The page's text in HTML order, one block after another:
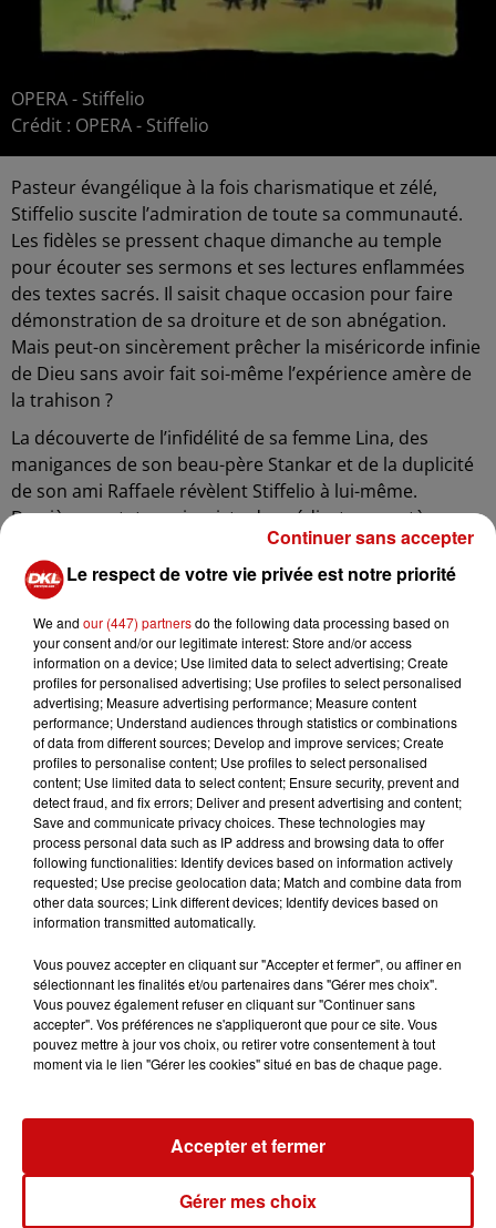
OPERA - Stiffelio
Crédit : OPERA - Stiffelio
Pasteur évangélique à la fois charismatique et zélé,
Stiffelio suscite l’admiration de toute sa communauté.
Les fidèles se pressent chaque dimanche au temple
pour écouter ses sermons et ses lectures enflammées
des textes sacrés. Il saisit chaque occasion pour faire
démonstration de sa droiture et de son abnégation.
Mais peut-on sincèrement prêcher la miséricorde infinie
de Dieu sans avoir fait soi-même l’expérience amère de
la trahison ?
La découverte de l’infidélité de sa femme Lina, des
manigances de son beau-père Stankar et de la duplicité
de son ami Raffaele révèlent Stiffelio à lui-même.
Derrière sa stature rigoriste de prédicateur austère se
cache un être de chair et de sang, tiraillé entre un idéal
de vertu chrétienne et des passions bien humaines.
avantRigoletto, Stiffelioprovoque les foudres de la
censure qui voit d’un très mauvais œil cette histoire
mariant adultère et fanatisme religieux. Sacrifiée et
estropiée sur l’autel de la bienséance, sa version
originale n’est retrouvée qu’à la fin des années 1960.
Ce chef-d'œuvre méconnu est présenté pour la
première fois en France dans un huis-clos diluvien
imaginé par le metteur en scène Bruno Ravella.
Giuseppe Verdi
Opéra en trois actes.
Livret de Francesco Maria Piave d’après
Créé le 16 novembre 1850au Teatro Grande de Trieste.
Création française.
Nouvelle production de l’OnR en coproduction avec
l’Opéra de Dijon
allemand.
Durée : 2h30 entracte compris
Le respect de votre vie privée est notre priorité
We and our (447) partnersdo the following data processing based on
your consent and/or our legitimate interest: Store and/or access
information on a device; Use limited data to select advertising; Create
profiles for personalised advertising; Use profiles to select personalised
advertising; Measure advertising performance; Measure content
performance; Understand audiences through statistics or combinations
of data from different sources; Develop and improve services; Create
profiles to personalise content; Use profiles to select personalised
content; Use limited data to select content; Ensure security, prevent and
detect fraud, and fix errors; Deliver and present advertising and content;
Save and communicate privacy choices. These technologies may
process personal data such as IP address and browsing data to offer
following functionalities: Identify devices based on information actively
requested; Use precise geolocation data; Match and combine data from
other data sources; Link different devices; Identify devices based on
information transmitted automatically.
Vous pouvez accepter en cliquant sur "Accepter et fermer", ou affiner en
sélectionnant les finalités et/ou partenaires dans "Gérer mes choix".
Vous pouvez également refuser en cliquant sur "Continuer sans
accepter". Vos préférences ne s'appliqueront que pour ce site. Vous
pouvez mettre à jour vos choix, ou retirer votre consentement à tout
moment via le lien "Gérer les cookies" situé en bas de chaque page.
Gérer mes choix
Accepter et fermer
Continuer sans accepter